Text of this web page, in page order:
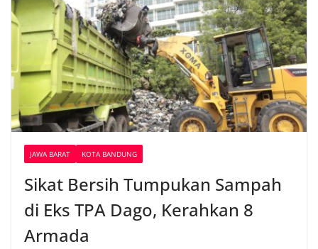
JAWA BARAT KOTA BANDUNG
Sikat Bersih Tumpukan Sampah
di Eks TPA Dago, Kerahkan 8
Armada